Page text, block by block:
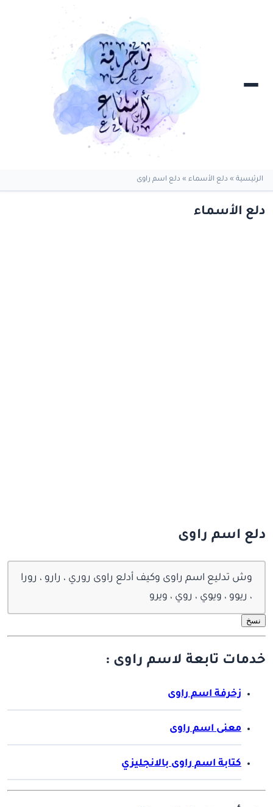
الرئيسية » دلع الأسماء » دلع اسم راوى
دلع الأسماء
دلع اسم راوى
وش تدليع اسم راوى وكيف أدلع راوى روري ، رارو ، رورا
، ريوو ، ويوي ، روي ، ويرو
نسخ
خدمات تابعة لاسم راوى :
زخرفة اسم راوى
معنى اسم راوى
كتابة اسم راوى بالانجليزي